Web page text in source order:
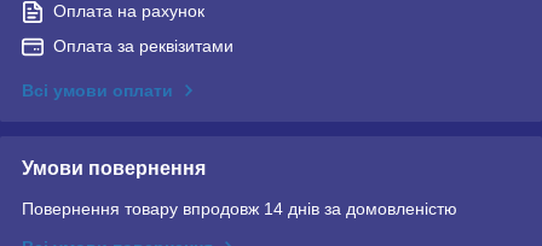
Оплата на рахунок
Оплата за реквізитами
Всі умови оплати
Умови повернення
Повернення товару впродовж 14 днів за домовленістю